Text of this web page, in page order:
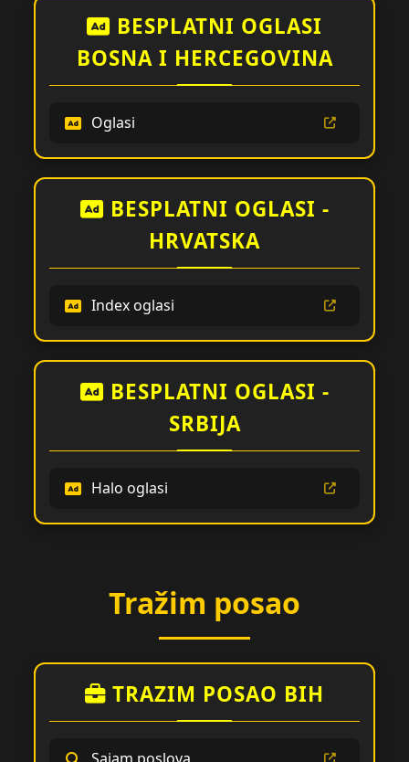
BESPLATNI OGLASI
BOSNA I HERCEGOVINA
Oglasi
BESPLATNI OGLASI -
HRVATSKA
Index oglasi
BESPLATNI OGLASI -
SRBIJA
Halo oglasi
Tražim posao
TRAZIM POSAO BIH